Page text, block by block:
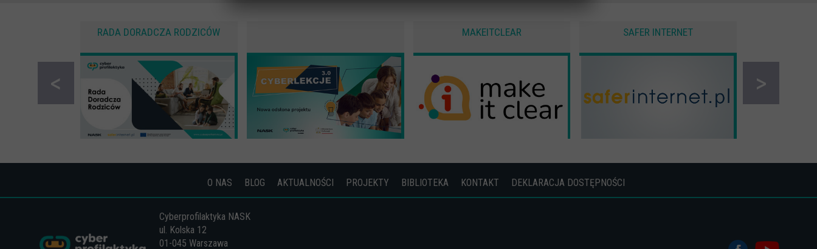
RADA DORADCZA RODZICÓW MAKEITCLEAR SAFER INTERNET
< >
O NAS BLOG AKTUALNOŚCI PROJEKTY BIBLIOTEKA KONTAKT DEKLARACJA DOSTĘPNOŚCI
Cyberprofilaktyka NASK
ul. Kolska 12
01-045 Warszawa